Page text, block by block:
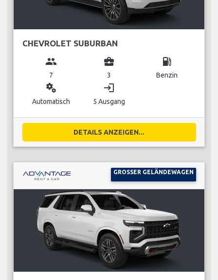
CHEVROLET SUBURBAN
group
7
business_center
3
local_gas_station
Benzin
miscellaneous_services
Automatisch
login
5 Ausgang
DETAILS ANZEIGEN...
GROSSER GELÄNDEWAGEN